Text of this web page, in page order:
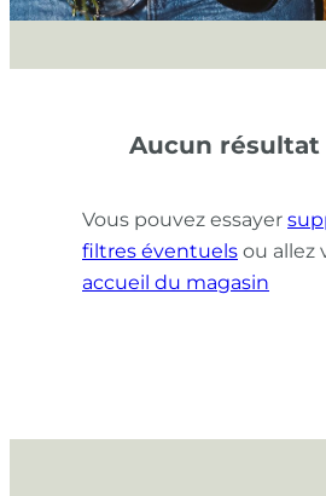
Aucun
Vous pouvez essayer
filtres éventuels ou allez
accueil du magasin